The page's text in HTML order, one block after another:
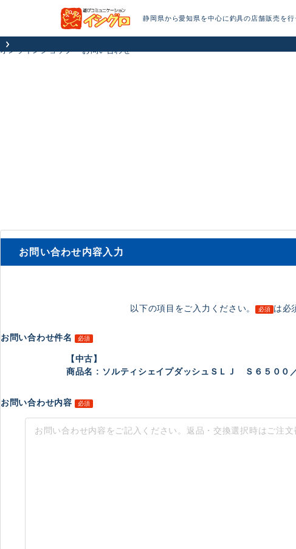
静岡県から愛知県を中心に釣具の店舗販売を
オンラインショップ お問い合わせ
お問い合わせ内容入力
以下の項目をご入力ください。 必須 は必
お問い合わせ件名 必須
【中古】
商品名 : ソルティシェイプダッシュＳＬＪ Ｓ６５００
お問い合わせ内容 必須